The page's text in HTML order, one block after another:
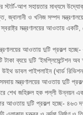
আপ সহায়তার মাধ্যমে
জ্বালানী ও খনিজ সম্পদ
মন্ত্রণালয়ের আওতায়
আওতায় দুটি প্রকল্প
ব্যয়ে দুটি ‘ইমপ্লিমেন্টেশন অব
ডাবল পাইপলাইন (থার্ড
মন্ত্রণালয়ের আওতায় দুটি
শেখ জহিরুল হক পল্লী উন্নয়ন
আওতায় দুটি প্রকল্প হচ্ছে- ৪৬৩